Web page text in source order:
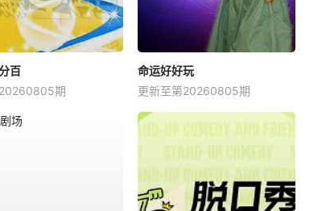
百
期
命运好好玩
更新至第20260805期